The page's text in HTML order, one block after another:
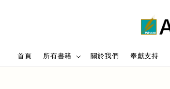
首頁 所有書籍 關於我們 奉獻支持